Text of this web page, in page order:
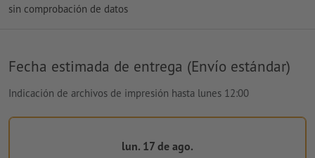
sin comprobación de datos
Fecha estimada de entrega (Envío estándar)
Indicación de archivos de impresión hasta lunes 12:00
lun. 17 de ago.